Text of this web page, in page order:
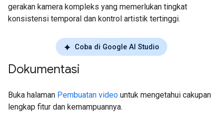
gerakan kamera kompleks yang memerlukan tingkat
konsistensi temporal dan kontrol artistik tertinggi.
Coba di Google AI Studio
Dokumentasi
Buka halaman Pembuatan video untuk mengetahui cakupan
lengkap fitur dan kemampuannya.